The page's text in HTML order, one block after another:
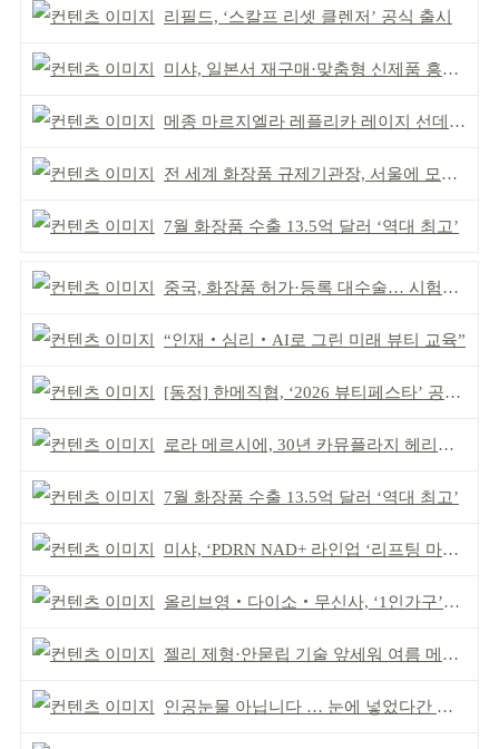
리필드, ‘스칼프 리셋 클렌저’ 공식 출시
미샤, 일본서 재구매·맞춤형 신제품 흥행 ‘쌍끌이’
메종 마르지엘라 레플리카 레이지 선데이 모닝 디퓨저
전 세계 화장품 규제기관장, 서울에 모인다
7월 화장품 수출 13.5억 달러 ‘역대 최고’
중국, 화장품 허가·등록 대수술… 시험자료 공용 허용
“인재‧심리‧AI로 그린 미래 뷰티 교육”
[동정] 한메직협, ‘2026 뷰티페스타’ 공동 주최
로라 메르시에, 30년 카뮤플라지 헤리티지 담아
7월 화장품 수출 13.5억 달러 ‘역대 최고’
미샤, ‘PDRN NAD+ 라인업 ‘리프팅 마스크’ 출시
올리브영‧다이소‧무신사, ‘1인가구’가 이끈다
젤리 제형·안묻립 기술 앞세워 여름 메이크업 시장 공략
인공눈물 아닙니다 … 눈에 넣었다간 각막 손상